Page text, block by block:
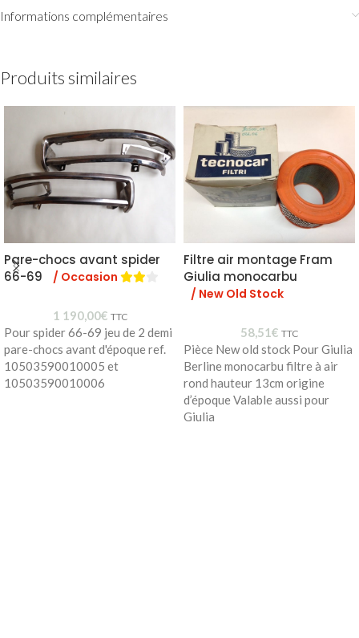
Informations complémentaires
Produits similaires
Pare-chocs avant spider
66-69
/ Occasion
1 190,00€ TTC
Pour spider 66-69 jeu de 2 demi
pare-chocs avant d'époque ref.
10503590010005 et
10503590010006
Filtre air montage Fram
Giulia monocarbu
/ New Old Stock
58,51€ TTC
Pièce New old stock Pour Giulia
Berline monocarbu filtre à air
rond hauteur 13cm origine
d’époque Valable aussi pour
Giulia